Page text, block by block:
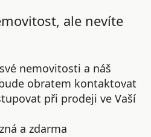
ale nevíte
nemovitosti a náš
obratem kontaktovat
při prodeji ve Vaší
a zdarma